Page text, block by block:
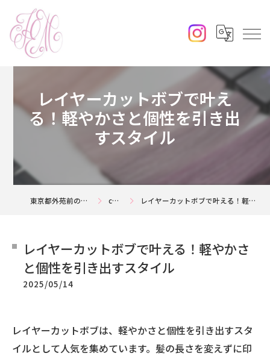
レイヤーカットボブで叶え
る！軽やかさと個性を引き出
すスタイル
東京都外苑前の美容室ならjouerm column レイヤーカットボブで叶える！軽やかさと個性を引き出すスタイル
レイヤーカットボブで叶える！軽やかさ
と個性を引き出すスタイル
2025/05/14
レイヤーカットボブは、軽やかさと個性を引き出すスタ
イルとして人気を集めています。髪の長さを変えずに印